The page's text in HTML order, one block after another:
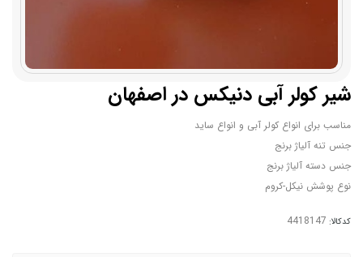
شیر کولر آبی دنیکس در اصفهان
مناسب برای انواع کولر آبی و انواع ساید
جنس تنه آلیاژ برنج
جنس دسته آلیاژ برنج
نوع پوشش نیکل-کروم
کدکالا: